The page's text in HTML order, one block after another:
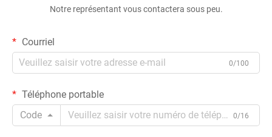
Notre représentant vous contactera sous peu.
Courriel
0/100
Téléphone portable
Code
0/16